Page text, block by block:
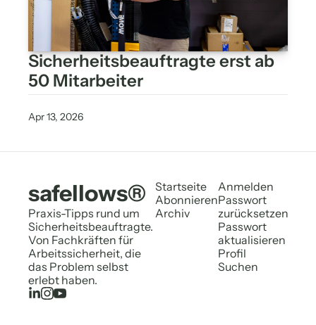
Sicherheitsbeauftragte erst ab
50 Mitarbeiter
Apr 13, 2026
safellows®
Praxis-Tipps rund um
Sicherheitsbeauftragte.
Von Fachkräften für
Arbeitssicherheit, die
das Problem selbst
erlebt haben.
Startseite
Abonnieren
Archiv
Anmelden
Passwort
zurücksetzen
Passwort
aktualisieren
Profil
Suchen